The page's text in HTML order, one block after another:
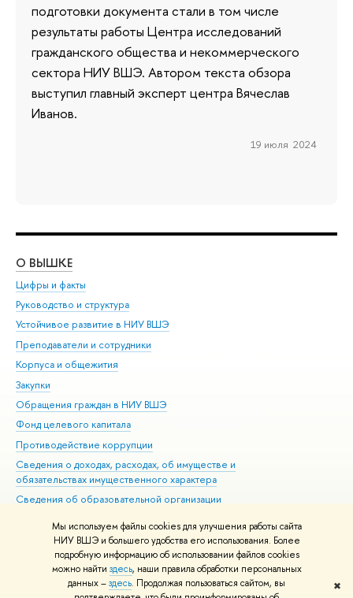
Мы используем файлы cookies для улучшения работы сайта
НИУ ВШЭ и большего удобства его использования. Более
подробную информацию об использовании файлов cookies
можно найти здесь, наши правила обработки персональных
данных –здесь. Продолжая пользоваться сайтом, вы
✖
подготовки документа стали в том числе
результаты работы Центра исследований
гражданского общества и некоммерческого
сектора НИУ ВШЭ. Автором текста обзора
выступил главный эксперт центра Вячеслав
Иванов.
19 июля 2024
О ВЫШКЕ
Цифры и факты
Руководство и структура
Устойчивое развитие в НИУ ВШЭ
Преподаватели и сотрудники
Корпуса и общежития
Закупки
Обращения граждан в НИУ ВШЭ
Фонд целевого капитала
Противодействие коррупции
Сведения о доходах, расходах, об имуществе и
обязательствах имущественного характера
Сведения об образовательной организации
Людям с ограниченными возможностями здоровья
Единая платежная страница
Работа в Вышке